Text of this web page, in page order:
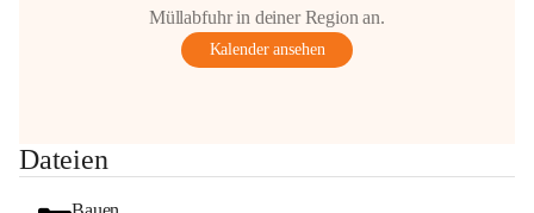
Die OMV wird im Zuge von
Müllabfuhr in deiner Region an.
Kalender ansehen
Dateien